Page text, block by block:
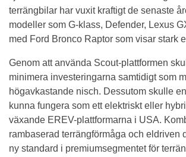
terrängbilar har vuxit kraftigt de senaste
modeller som G-klass, Defender, Lexus
med Ford Bronco Raptor som visar stark
Genom att använda Scout-plattformen
minimera investeringarna samtidigt som
högavkastande nisch. Dessutom skulle
kunna fungera som ett elektriskt eller
växande EREV-plattformarna i USA.
rambaserad terrängförmåga och eldriven
ny standard i premiumsegmentet för